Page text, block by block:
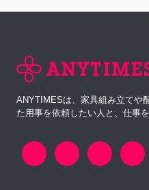
ANYTIMESは、家具組み立てや
た用事を依頼したい人と、仕事